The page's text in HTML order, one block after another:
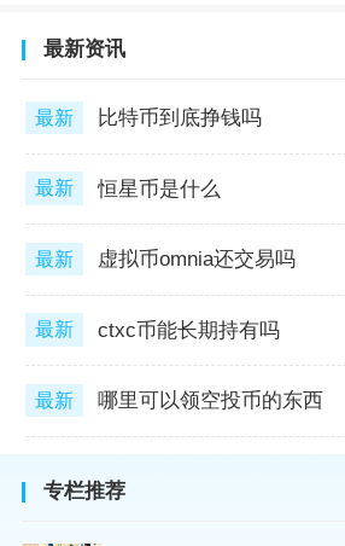
最新资讯
最新 比特币到底挣钱吗
最新 恒星币是什么
最新 虚拟币omnia还交易吗
最新 ctxc币能长期持有吗
最新 哪里可以领空投币的东西
专栏推荐